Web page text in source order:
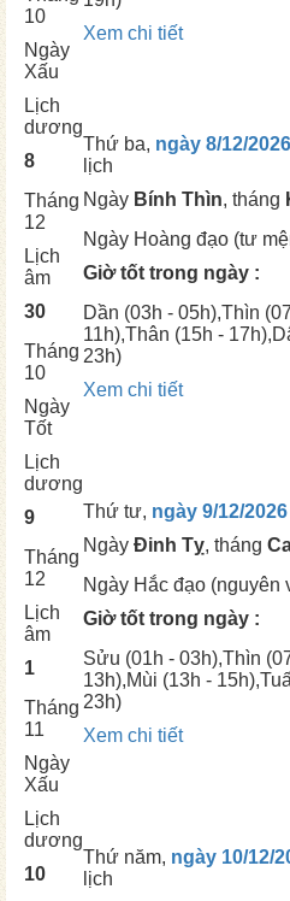
10
Ngày
Xấu
Xem chi tiết
Lịch
dương
8
Tháng
12
Lịch
âm
30
Tháng
10
Ngày
Tốt
Thứ ba, ngày 8/12/2026
lịch
Ngày Bính Thìn, tháng
Ngày Hoàng đạo (tư
Giờ tốt trong ngày :
Dần (03h - 05h),Thìn
11h),Thân (15h - 17h),
23h)
Xem chi tiết
Lịch
dương
9
Tháng
12
Lịch
âm
1
Tháng
11
Ngày
Xấu
Thứ tư, ngày 9/12/2026
Ngày Đinh Tỵ, tháng
Ngày Hắc đạo (nguyên
Giờ tốt trong ngày :
Sửu (01h - 03h),Thìn
13h),Mùi (13h - 15h),
23h)
Xem chi tiết
Lịch
dương
10
Thứ năm, ngày 10/12/
lịch